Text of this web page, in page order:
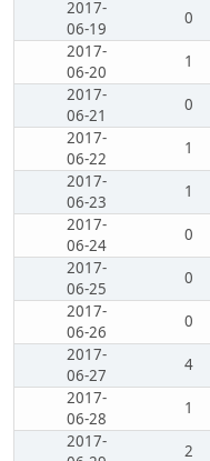
2017-
06-19
0
2017-
06-20
1
2017-
06-21
0
2017-
06-22
1
2017-
06-23
1
2017-
06-24
0
2017-
06-25
0
2017-
06-26
0
2017-
06-27
4
2017-
06-28
1
2017-
2